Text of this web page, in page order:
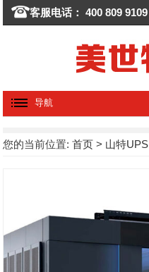
客服电话： 400 809 9109
导航
您的当前位置:首页 > 山特UPS